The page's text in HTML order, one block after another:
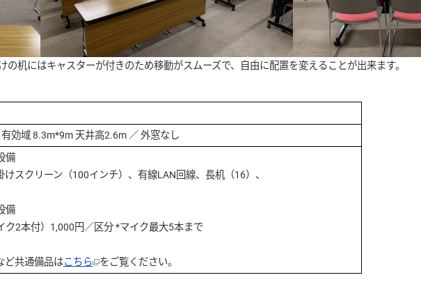
机にはキャスターが付きのため移動がスムーズで、自由に配置を変えることが出来ます。
効域 8.3m*9m 天井高2.6m ／ 外窓なし
備
スクリーン（100インチ）、有線LAN回線、長机（16）、
備
ク2本付）1,000円／区分 *マイク最大5本まで
通備品はこちら をご覧ください。